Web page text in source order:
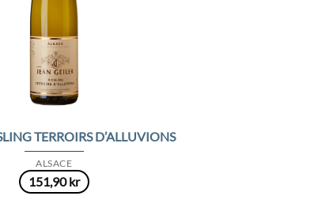
ALSACE
TERROIRS D’ALLUVIONS
151,90kr